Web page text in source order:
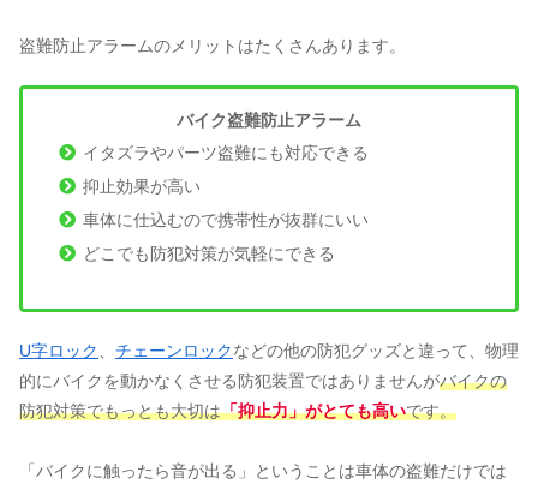
盗難防止アラームのメリットはたくさんあります。
バイク盗難防止アラーム
イタズラやパーツ盗難にも対応できる
抑止効果が高い
車体に仕込むので携帯性が抜群にいい
どこでも防犯対策が気軽にできる
U字ロック チェーンロックなどの他の防犯グッズと違って、物理
的にバイクを動かなくさせる防犯装置ではありませんがバイクの
防犯対策でもっとも大切は「抑止力」がとても高いです。
「バイクに触ったら音が出る」ということは車体の盗難だけでは